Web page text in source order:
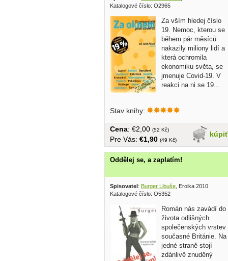
Katalogové číslo: O2965
Za vším hledej číslo
19. Nemoc, kterou se
během pár měsíců
nakazily miliony lidí a
která ochromila
ekonomiku světa, se
jmenuje Covid-19. V
reakci na ni se 19...
Stav knihy:
kúpiť
Cena: €2,00 (52 Kč)
Pre Vás: €1,90 (49 Kč)
Oddělej se, a zaplatím!
Spisovatel: Burger Libuše , Eroika 2010
Katalogové číslo: O5352
Román nás zavádí do
života odlišných
společenských vrstev
současné Británie. Na
jedné straně stojí
zdánlivě znuděný